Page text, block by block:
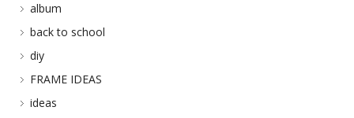
album
back to school
diy
FRAME IDEAS
ideas